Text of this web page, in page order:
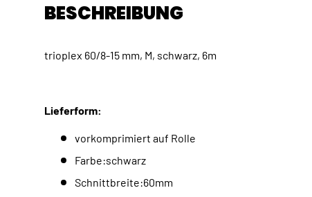
BESCHREIBUNG
trioplex 60/8-15 mm, M, schwarz, 6m
Lieferform:
vorkomprimiert auf Rolle
Farbe:schwarz
Schnittbreite:60mm